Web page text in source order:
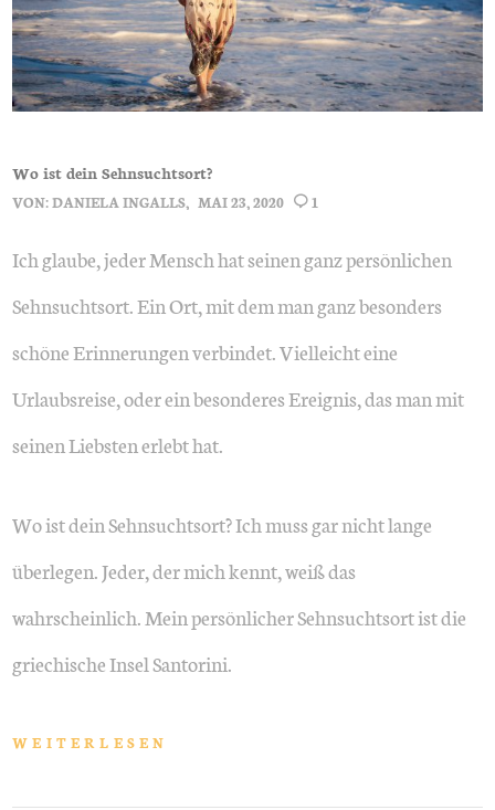
Wo ist dein Sehnsuchtsort?
VON:DANIELA INGALLS MAI 23, 2020 1
Ich glaube, jeder Mensch hat seinen ganz persönlichen
Sehnsuchtsort. Ein Ort, mit dem man ganz besonders
schöne Erinnerungen verbindet. Vielleicht eine
Urlaubsreise, oder ein besonderes Ereignis, das man mit
seinen Liebsten erlebt hat.
Wo ist dein Sehnsuchtsort? Ich muss gar nicht lange
überlegen. Jeder, der mich kennt, weiß das
wahrscheinlich. Mein persönlicher Sehnsuchtsort ist die
griechische Insel Santorini.
WEITERLESEN